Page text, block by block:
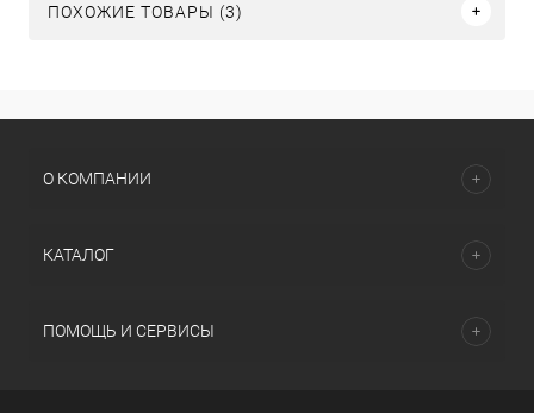
ПОХОЖИЕ ТОВАРЫ (3)
О КОМПАНИИ
КАТАЛОГ
ПОМОЩЬ И СЕРВИСЫ